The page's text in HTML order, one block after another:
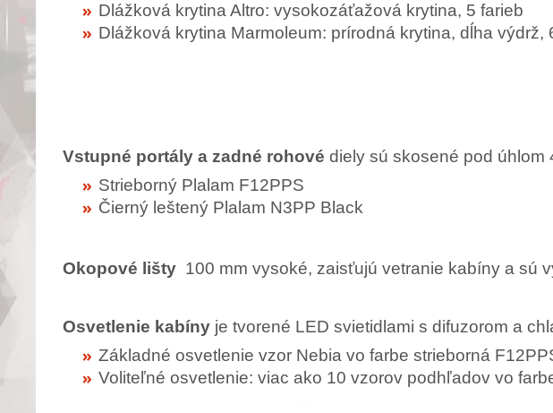
Dlážková krytina Altro: vysokozáťažová krytina, 5 farieb
Dlážková krytina Marmoleum: prírodná krytina, dĺha výdrž,
Vstupné portály a zadné rohové diely sú skosené pod úhlom
Strieborný Plalam F12PPS
Čierný leštený Plalam N3PP Black
Okopové lišty 100 mm vysoké, zaisťujú vetranie kabíny a sú
Osvetlenie kabíny je tvorené LED svietidlami s difuzorom a
Základné osvetlenie vzor Nebia vo farbe strieborná
Voliteľné osvetlenie: viac ako 10 vzorov podhľadov vo